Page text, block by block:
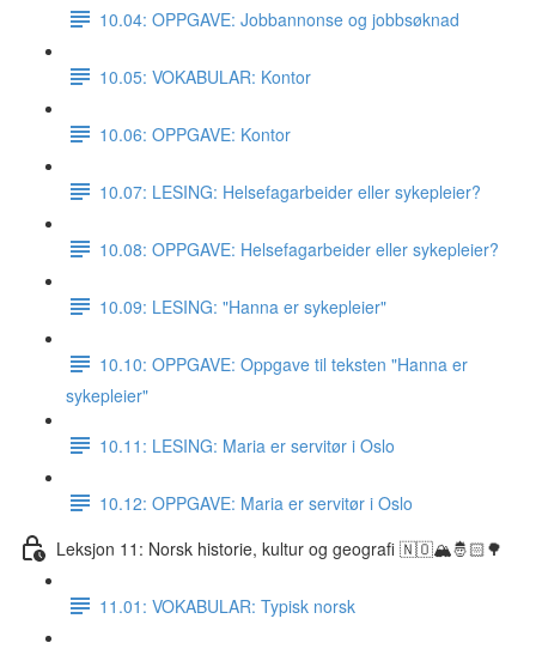
10.04: OPPGAVE: Jobbannonse og jobbsøknad
10.05: VOKABULAR: Kontor
10.06: OPPGAVE: Kontor
10.07: LESING: Helsefagarbeider eller sykepleier?
10.08: OPPGAVE: Helsefagarbeider eller sykepleier?
10.09: LESING: "Hanna er sykepleier"
10.10: OPPGAVE: Oppgave til teksten "Hanna er
sykepleier"
10.11: LESING: Maria er servitør i Oslo
10.12: OPPGAVE: Maria er servitør i Oslo
Leksjon 11: Norsk historie, kultur og geografi 🇳🇴🏔🤴🏻🌳
11.01: VOKABULAR: Typisk norsk